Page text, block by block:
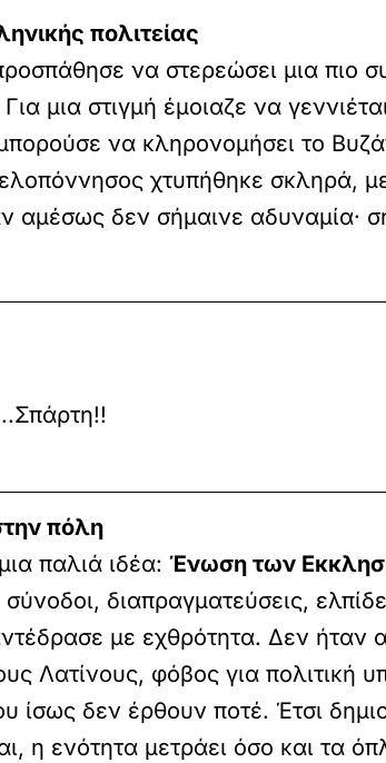
πολιτείας
να στερεώσει μια πιο
μια στιγμή έμοιαζε να
να κληρονομήσει το
χτυπήθηκε σκληρά,
δεν σήμαινε αδυναμία·
πόλη
παλιά ιδέα: Ένωση των
διαπραγματεύσεις,
με εχθρότητα. Δεν ήταν
Λατίνους, φόβος για πολιτική
ίσως δεν έρθουν ποτέ. Έτσι
η ενότητα μετράει όσο και τα